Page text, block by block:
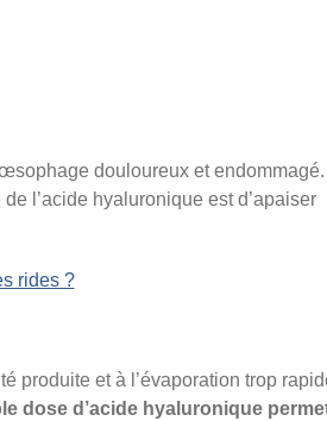
douloureux et
de l’acide hyaluronique est d’apaiser
rides ?
produite et à l’évaporation trop
dose d’acide hyaluronique